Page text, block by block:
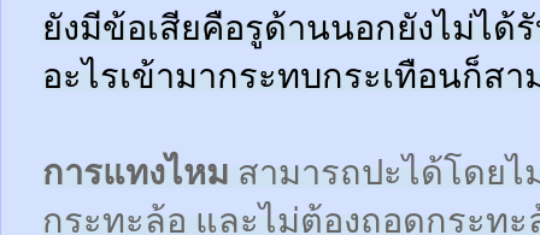
ยังมีข้อเสียคือรูด้านนอกยังไม่ได้
อะไรเข้ามากระทบกระเทือนก็ส
การแทงไหม สามารถปะได้โดยไ
กระทะล้อ และไม่ต้องถอดกระทะ